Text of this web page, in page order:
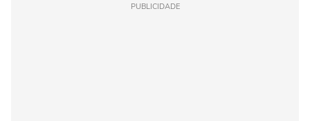
PUBLICIDADE